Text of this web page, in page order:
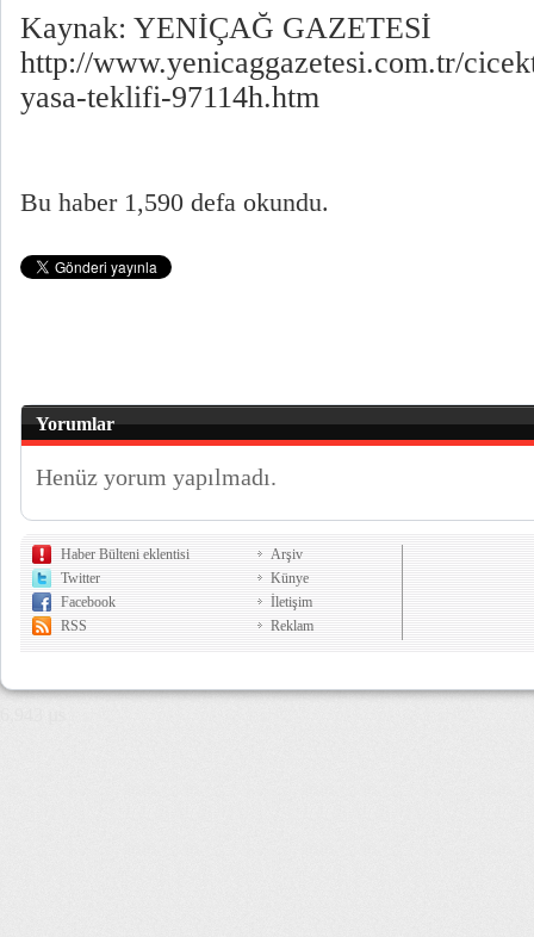
Kaynak: YENİÇAĞ GAZETESİ
http://www.yenicaggazetesi.com.tr/
yasa-teklifi-97114h.htm
Bu haber 1,590 defa okundu.
Yorumlar
Henüz yorum yapılmadı.
Haber Bülteni eklentisi
Twitter
Facebook
RSS
Arşiv
Künye
İletişim
Reklam